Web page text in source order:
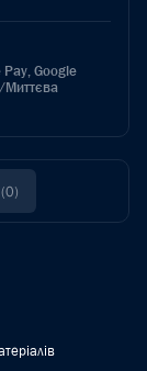
Pay, Google
Миттєва
(0)